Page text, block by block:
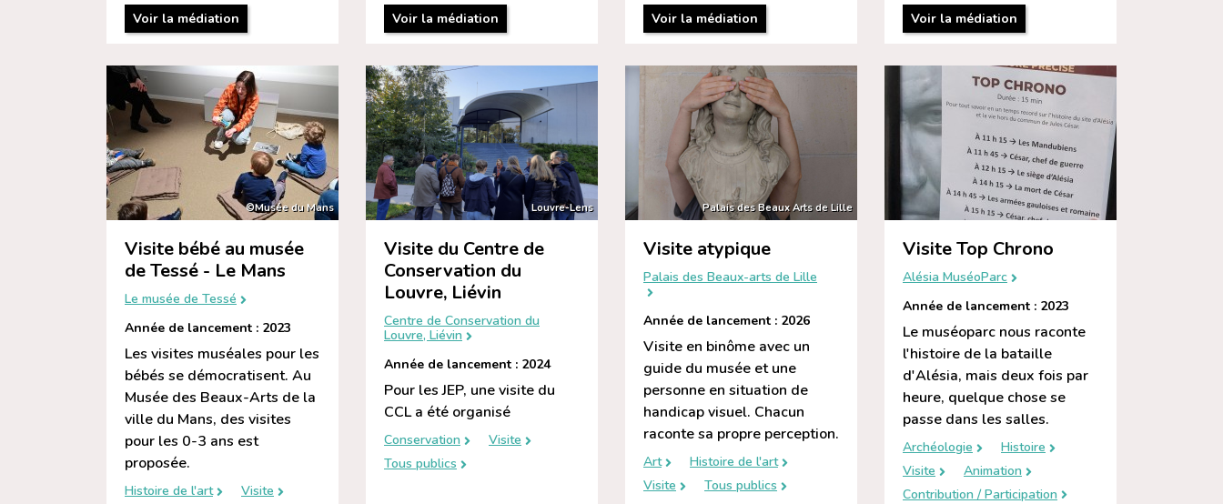
Voir la médiation
Voir la médiation Voir la médiation Voir la médiation
©Musée du Mans
Visite bébé au musée
de Tessé - Le Mans
Le musée de Tessé
Année de lancement : 2023
Les visites muséales pour les
bébés se démocratisent. Au
Musée des Beaux-Arts de la
ville du Mans, des visites
pour les 0-3 ans est
proposée.
Histoire de l'art
Visite
Louvre-Lens
Visite du Centre de
Conservation du
Louvre, Liévin
Centre de Conservation du
Louvre, Liévin
Année de lancement : 2024
Pour les JEP, une visite du
CCL a été organisé
Conservation
Visite
Tous publics
Palais des Beaux Arts de Lille
Visite atypique
Palais des Beaux-arts de Lille
Année de lancement : 2026
Visite en binôme avec un
guide du musée et une
personne en situation de
handicap visuel. Chacun
raconte sa propre perception.
Art
Histoire de l'art
Visite
Tous publics
Visite Top Chrono
Alésia MuséoParc
Année de lancement : 2023
Le muséoparc nous raconte
l'histoire de la bataille
d'Alésia, mais deux fois par
heure, quelque chose se
passe dans les salles.
Archéologie
Histoire
Visite
Animation
Contribution / Participation